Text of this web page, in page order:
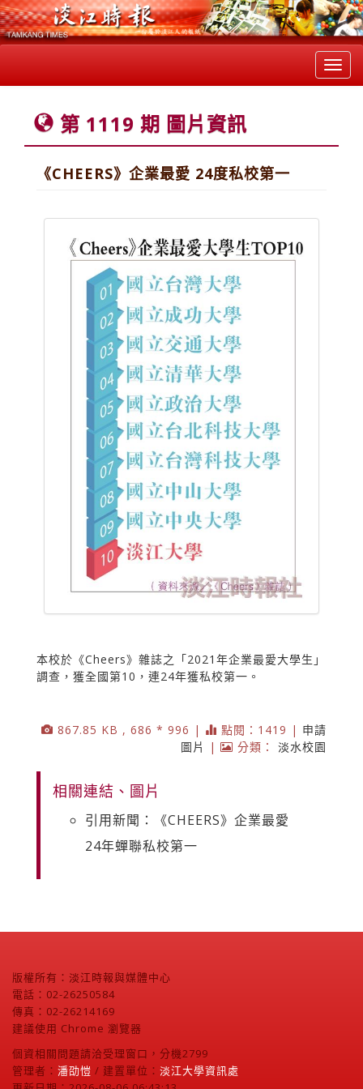
第 1119 期 圖片資訊
《CHEERS》企業最愛 24度私校第一
本校於《Cheers》雜誌之「2021年企業最愛大學生」
調查，獲全國第10，連24年獲私校第一。
867.85 KB , 686 * 996 | 點閱：1419 | 申請
圖片
| 分類： 淡水校園
相關連結、圖片
引用新聞：《CHEERS》企業最愛
24年蟬聯私校第一
版權所有：淡江時報與媒體中心
電話：02-26250584
傳真：02-26214169
建議使用 Chrome 瀏覽器
個資相關問題請洽受理窗口，分機2799
管理者： 潘劭愷 / 建置單位： 淡江大學資訊處